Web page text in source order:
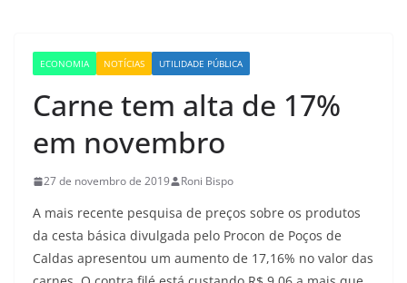
ECONOMIA NOTÍCIAS UTILIDADE PÚBLICA
Carne tem alta de 17%
em novembro
27 de novembro de 2019 Roni Bispo
A mais recente pesquisa de preços sobre os produtos
da cesta básica divulgada pelo Procon de Poços de
Caldas apresentou um aumento de 17,16% no valor das